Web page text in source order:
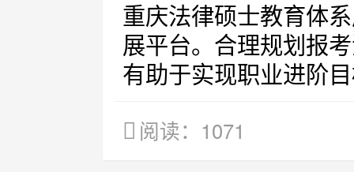
重庆法律硕士教育体
展平台。合理规划报
有助于实现职业进阶
阅读：1071